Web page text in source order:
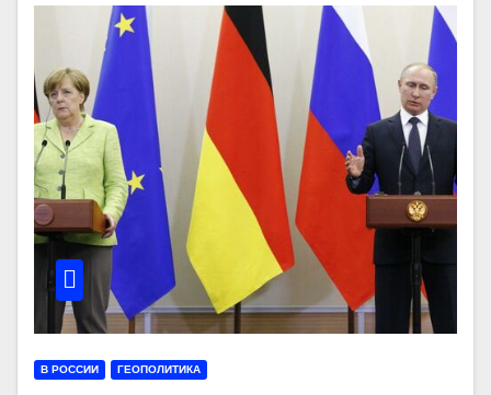
В РОССИИ ГЕОПОЛИТИКА